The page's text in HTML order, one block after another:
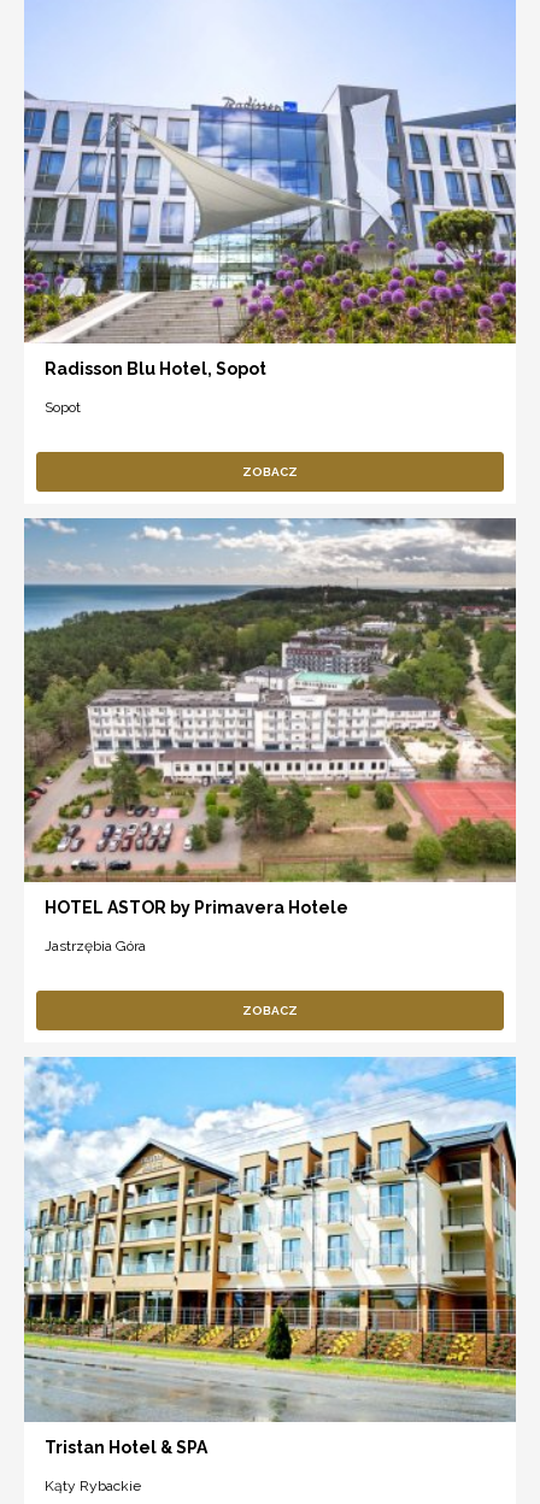
Radisson Blu Hotel, Sopot
Sopot
ZOBACZ
HOTEL ASTOR by Primavera Hotele
Jastrzębia Góra
ZOBACZ
Tristan Hotel & SPA
Kąty Rybackie